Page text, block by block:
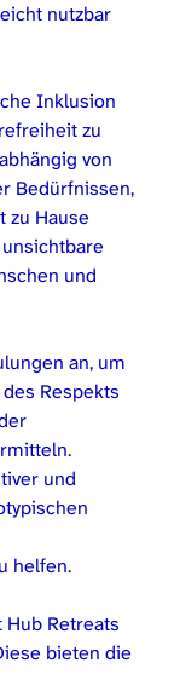
nutzbar
Inklusion
zu
von
Bedürfnissen,
zu Hause
und
an, um
Respekts
und
helfen.
Retreats
bieten die